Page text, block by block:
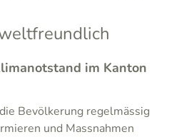
im Kanton
Bevölkerung regelmässig
und Massnahmen